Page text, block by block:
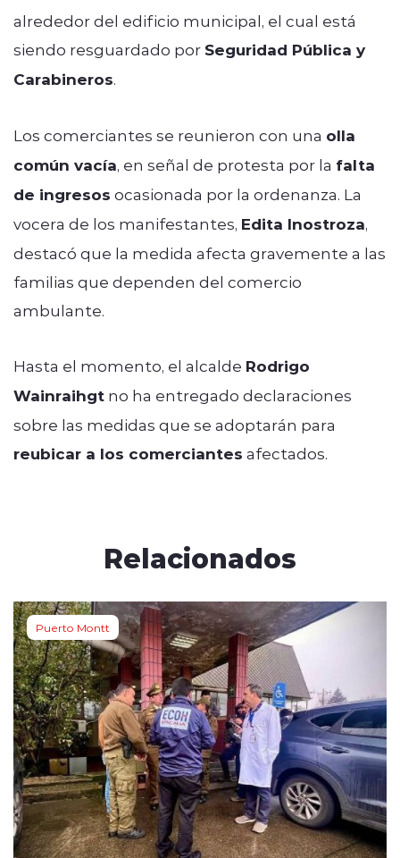
alrededor del edificio municipal, el cual está
siendo resguardado por Seguridad Pública y
Carabineros.
Los comerciantes se reunieron con una olla
común vacía, en señal de protesta por la falta
de ingresos ocasionada por la ordenanza. La
vocera de los manifestantes, Edita Inostroza,
destacó que la medida afecta gravemente a las
familias que dependen del comercio
ambulante.
Hasta el momento, el alcalde Rodrigo
Wainraihgt no ha entregado declaraciones
sobre las medidas que se adoptarán para
reubicar a los comerciantes afectados.
Relacionados
Puerto Montt